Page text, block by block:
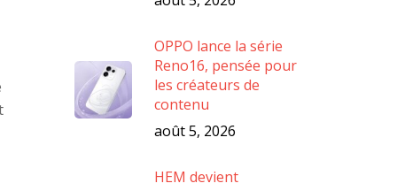
OPPO lance la série
Reno16, pensée pour
les créateurs de
contenu
août 5, 2026
HEM devient